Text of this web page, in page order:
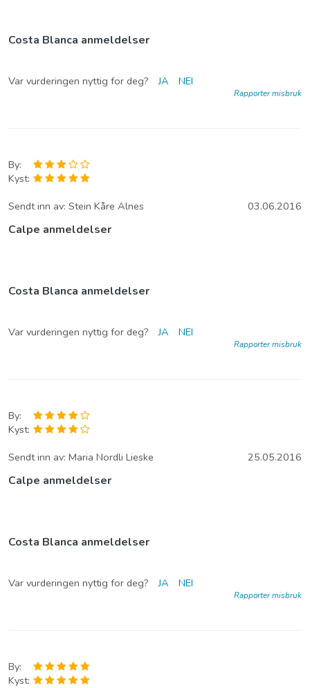
Costa Blanca anmeldelser
Var vurderingen nyttig for deg? JA NEI
Rapporter misbruk
By:
Kyst:
Sendt inn av: Stein Kåre Alnes 03.06.2016
Calpe anmeldelser
Costa Blanca anmeldelser
Var vurderingen nyttig for deg? JA NEI
Rapporter misbruk
By:
Kyst:
Sendt inn av: Maria Nordli Lieske 25.05.2016
Calpe anmeldelser
Costa Blanca anmeldelser
Var vurderingen nyttig for deg? JA NEI
Rapporter misbruk
By:
Kyst: